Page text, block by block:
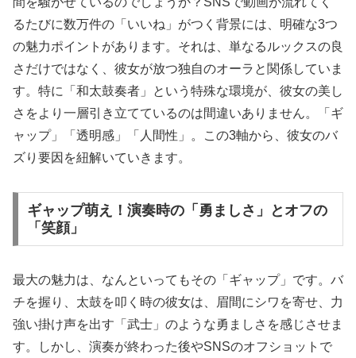
るたびに数万件の「いいね」がつく背景には、明確な3つ
の魅力ポイントがあります。それは、単なるルックスの良
さだけではなく、彼女が放つ独自のオーラと関係していま
す。特に「和太鼓奏者」という特殊な環境が、彼女の美し
さをより一層引き立てているのは間違いありません。「ギ
ャップ」「透明感」「人間性」。この3軸から、彼女のバ
ズり要因を紐解いていきます。
ギャップ萌え！演奏時の「勇ましさ」とオフの
「笑顔」
最大の魅力は、なんといってもその「ギャップ」です。バ
チを握り、太鼓を叩く時の彼女は、眉間にシワを寄せ、力
強い掛け声を出す「武士」のような勇ましさを感じさせま
す。しかし、演奏が終わった後やSNSのオフショットで